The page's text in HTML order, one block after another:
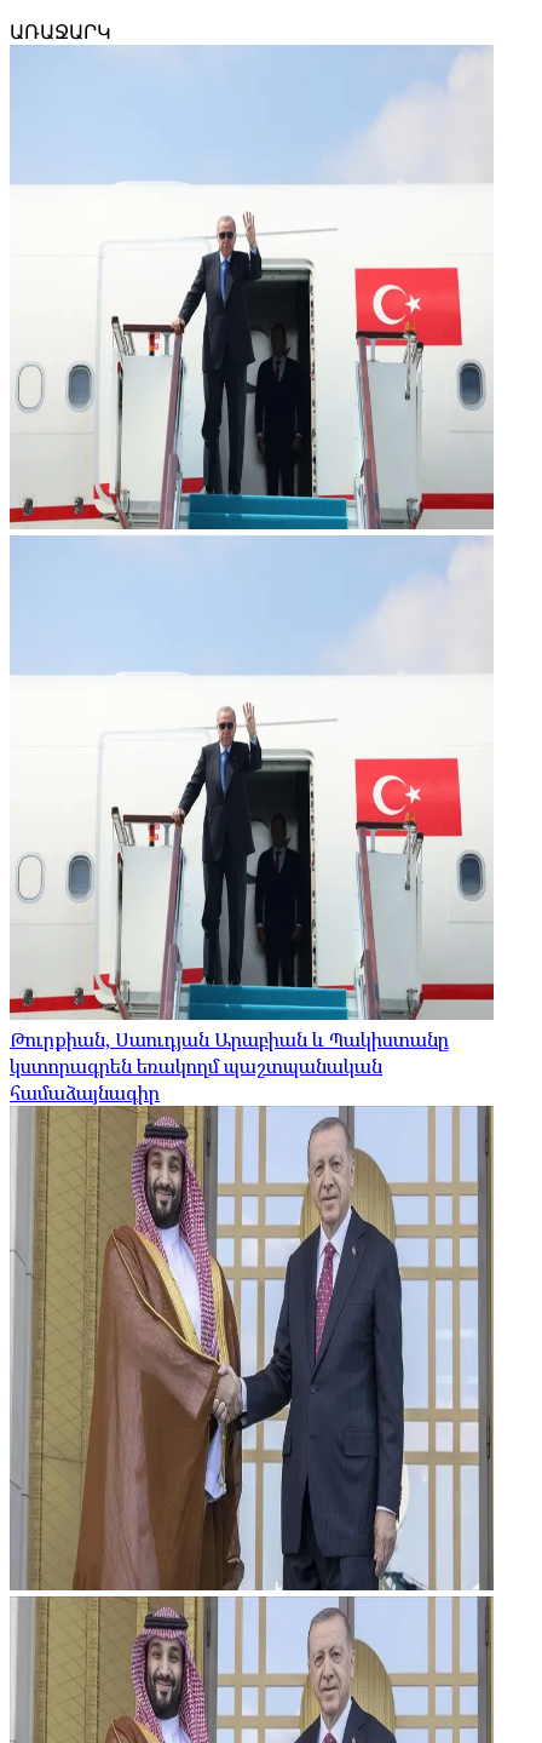
ԱՌԱՋԱՐԿ
Թուրքիան, Սաուդյան Արաբիան և Պակիստանը
կստորագրեն եռակողմ պաշտպանական
համաձայնագիր